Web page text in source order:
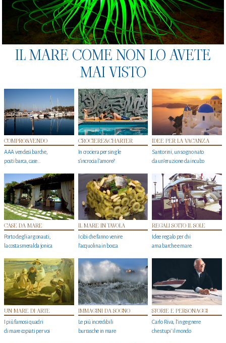
IL MARE COME NON LO AVETE
MAI VISTO
COMPRO&VENDO
AAA vendesi barche,
posti barca, case…
CROCIERE&CHARTER
In crociera per single
s'incrocia l’amore?
IDEE PER LA VACANZA
Santorini, un sogno nato
da un’eruzione da incubo
CASE DA MARE
Porto degli argonauti,
la costa smeralda jonica
IL MARE IN TAVOLA
I cibi che fanno venire
l’acquolina in bocca
REGALI SOTTO IL SOLE
Idee regalo per chi
ama barche e mare
UN MARE DI ARTE
I più famosi quadri
di mare copiati per voi
IMMAGINI DA SOGNO
Le più incredibili
burrasche in mare
STORIE E PERSONAGGI
Carlo Riva, l’ingegnere
che stupi' il mondo